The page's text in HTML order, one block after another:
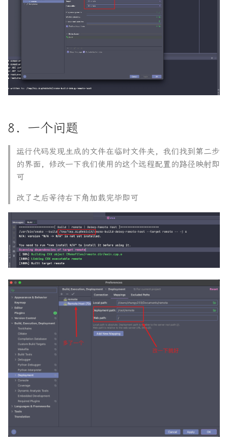
8. 一个问题
运行代码发现生成的文件在临时文件夹, 我们找到第二步
的界面, 修改一下我们使用的这个远程配置的路径映射即
可
改了之后等待右下角加载完毕即可